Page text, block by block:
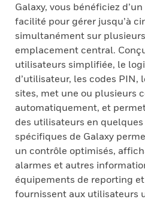
Galaxy, vous bénéficiez
facilité pour gérer jusqu’à
simultanément sur
emplacement central.
utilisateurs simplifiée, le
d’utilisateur, les codes PIN,
sites, met une ou plusieurs
automatiquement, et
des utilisateurs en
spécifiques de Galaxy
un contrôle optimisés,
alarmes et autres
équipements de reporting
fournissent aux utilisateurs